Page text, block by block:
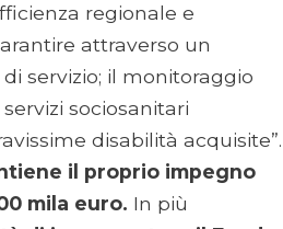
regionale e
attraverso un
servizio; il monitoraggio
sociosanitari
disabilità acquisite”.
il proprio impegno
mila euro. In più